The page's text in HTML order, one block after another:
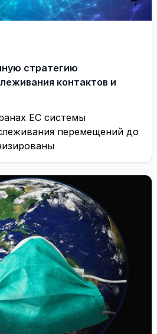
стратегию
контактов и
ЕС системы
перемещений до